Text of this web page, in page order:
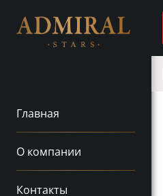
Главная
О компании
Контакты